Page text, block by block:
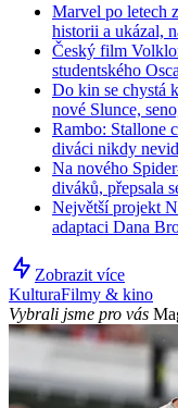
Marvel po letech
historii a ukázal,
Český film
studentského
Do kin se chystá
nové Slunce,
Rambo: Stallone
diváci nikdy
Na nového
diváků, přepsala
Největší projekt
adaptaci Dana
Zobrazit více
KulturaFilmy & kino
Vybrali jsme pro vás